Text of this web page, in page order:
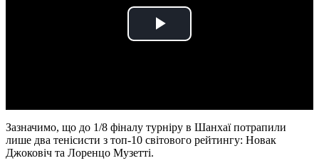
Play
Зазначимо, що до 1/8 фіналу турніру в Шанхаї потрапили
лише два тенісисти з топ-10 світового рейтингу: Новак
Джоковіч та Лоренцо Музетті.